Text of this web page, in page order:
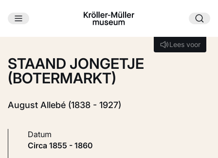
Ga naar hoofdinhoud
Lees voor
Lees voor
STAAND JONGETJE
(BOTERMARKT)
August Allebé (1838 - 1927)
Datum
circa 1855 - 1860